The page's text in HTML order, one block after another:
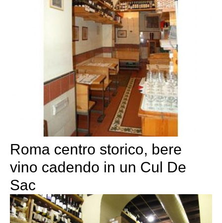
Roma centro storico, bere
vino cadendo in un Cul De
Sac